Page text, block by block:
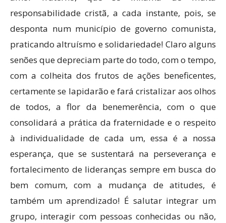
responsabilidade cristã, a cada instante, pois, se
desponta num município de governo comunista,
praticando altruísmo e solidariedade! Claro alguns
senões que depreciam parte do todo, com o tempo,
com a colheita dos frutos de ações beneficentes,
certamente se lapidarão e fará cristalizar aos olhos
de todos, a flor da benemerência, com o que
consolidará a prática da fraternidade e o respeito
à individualidade de cada um, essa é a nossa
esperança, que se sustentará na perseverança e
fortalecimento de lideranças sempre em busca do
bem comum, com a mudança de atitudes, é
também um aprendizado! É salutar integrar um
grupo, interagir com pessoas conhecidas ou não,